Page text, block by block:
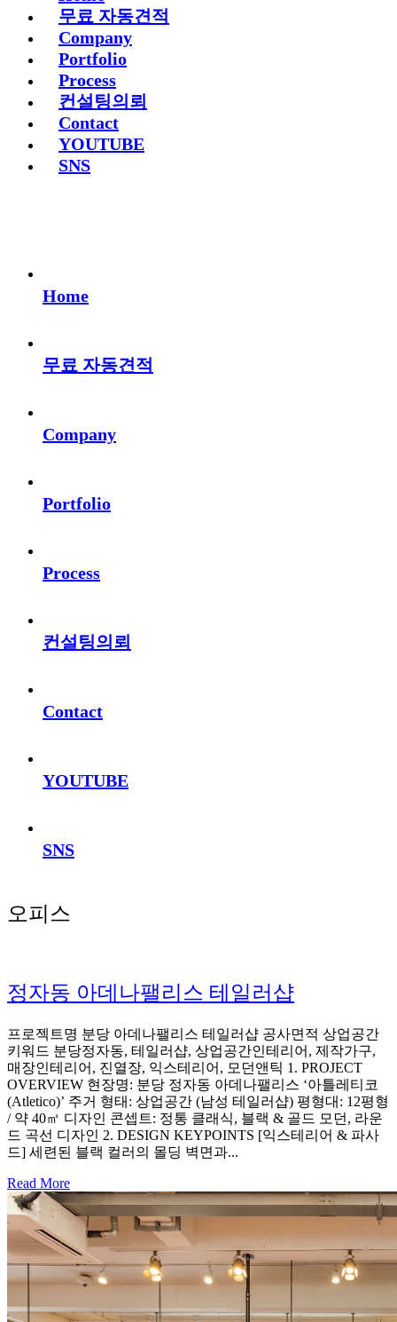
무료 자동견적
Company
Portfolio
Process
컨설팅의뢰
Contact
YOUTUBE
SNS
Home
무료 자동견적
Company
Portfolio
Process
컨설팅의뢰
Contact
YOUTUBE
SNS
오피스
정자동 아데나팰리스 테일러샵
프로젝트명 분당 아데나팰리스 테일러샵 공사면적 상업공간
키워드 분당정자동, 테일러샵, 상업공간인테리어, 제작가구,
매장인테리어, 진열장, 익스테리어, 모던앤틱 1. PROJECT
OVERVIEW 현장명: 분당 정자동 아데나팰리스 ‘아틀레티코
(Atletico)’ 주거 형태: 상업공간 (남성 테일러샵) 평형대: 12평형
/ 약 40㎡ 디자인 콘셉트: 정통 클래식, 블랙 & 골드 모던, 라운
드 곡선 디자인 2. DESIGN KEYPOINTS [익스테리어 & 파사
드] 세련된 블랙 컬러의 몰딩 벽면과...
Read More